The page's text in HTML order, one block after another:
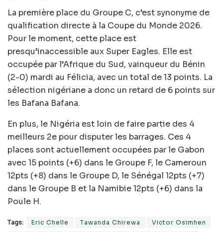
La première place du Groupe C, c’est synonyme de
qualification directe à la Coupe du Monde 2026.
Pour le moment, cette place est
presqu’inaccessible aux Super Eagles. Elle est
occupée par l’Afrique du Sud, vainqueur du Bénin
(2-0) mardi au Félicia, avec un total de 13 points. La
sélection nigériane a donc un retard de 6 points sur
les Bafana Bafana.
En plus, le Nigéria est loin de faire partie des 4
meilleurs 2e pour disputer les barrages. Ces 4
places sont actuellement occupées par le Gabon
avec 15 points (+6) dans le Groupe F, le Cameroun
12pts (+8) dans le Groupe D, le Sénégal 12pts (+7)
dans le Groupe B et la Namibie 12pts (+6) dans la
Poule H.
Tags: Eric Chelle Tawanda Chirewa Victor Osimhen